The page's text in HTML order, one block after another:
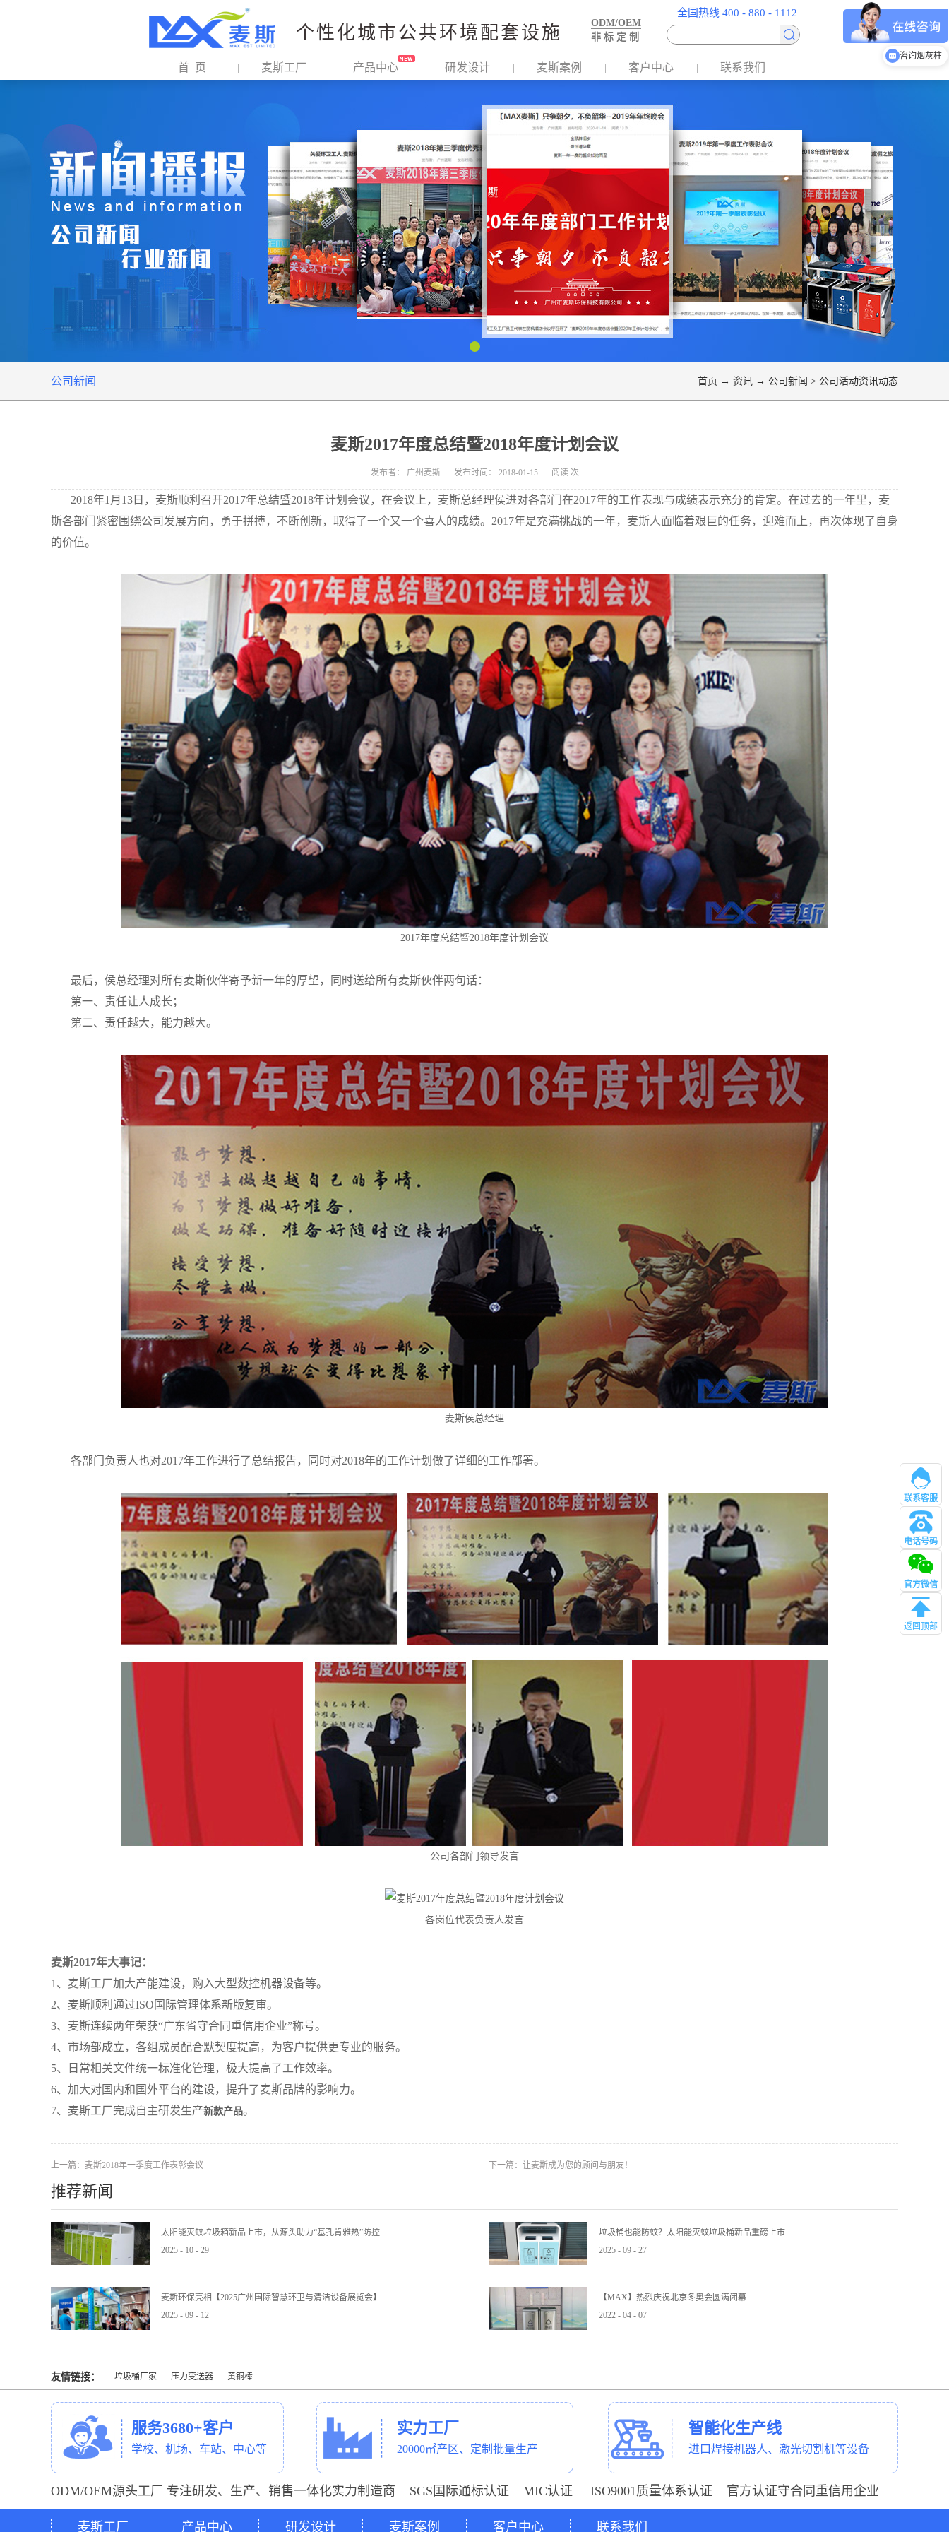
个性化城市公共环境配套设施
ODM/OEM
非 标 定 制
全国热线 400 - 880 - 1112
首 页 麦斯工厂 产品中心 研发设计 麦斯案例 客户中心 联系我们
首页 → 资讯 → 公司新闻 > 公司活动资讯动态
公司新闻
麦斯2017年度总结暨2018年度计划会议
发布者： 广州麦斯 发布时间： 2018-01-15 阅读 次
2018年1月13日，麦斯顺利召开2017年总结暨2018年计划会议，在会议上，麦斯总经理侯进对各部门在2017年的工作表现与成绩表示充分的肯定。在过去的一年里，麦
斯各部门紧密围绕公司发展方向，勇于拼搏，不断创新，取得了一个又一个喜人的成绩。2017年是充满挑战的一年，麦斯人面临着艰巨的任务，迎难而上，再次体现了自身
的价值。
2017年度总结暨2018年度计划会议
最后，侯总经理对所有麦斯伙伴寄予新一年的厚望，同时送给所有麦斯伙伴两句话：
第一、责任让人成长；
第二、责任越大，能力越大。
麦斯侯总经理
各部门负责人也对2017年工作进行了总结报告，同时对2018年的工作计划做了详细的工作部署。
公司各部门领导发言
各岗位代表负责人发言
麦斯2017年大事记：
1、麦斯工厂加大产能建设，购入大型数控机器设备等。
2、麦斯顺利通过ISO国际管理体系新版复审。
3、 麦斯连续两年荣获“广东省守合同重信用企业”称号。
4、市场部成立，各组成员配合默契度提高，为客户提供更专业的服务。
5、日常相关文件统一标准化管理，极大提高了工作效率。
6、加大对国内和国外平台的建设，提升了麦斯品牌的影响力。
7、麦斯工厂完成自主研发生产新款产品。
上一篇： 麦斯2018年一季度工作表彰会议 下一篇： 让麦斯成为您的顾问与朋友！
推荐新闻
太阳能灭蚊垃圾箱新品上市，从源头助力“基孔肯雅热”防控
2025 - 10 - 29
垃圾桶也能防蚊？太阳能灭蚊垃圾桶新品重磅上市
2025 - 09 - 27
麦斯环保亮相【2025广州国际智慧环卫与清洁设备展览会】
2025 - 09 - 12
【MAX】热烈庆祝北京冬奥会圆满闭幕
2022 - 04 - 07
友情链接： 垃圾桶厂家 压力变送器 黄铜棒
服务3680+客户
学校、机场、车站、中心等
实力工厂
20000㎡产区、定制批量生产
智能化生产线
进口焊接机器人、激光切割机等设备
ODM/OEM源头工厂 专注研发、生产、销售一体化实力制造商 SGS国际通标认证 MIC认证 ISO9001质量体系认证 官方认证守合同重信用企业
麦斯工厂 产品中心 研发设计 麦斯案例 客户中心 联系我们
联系客服
电话号码
管理
官方微信
返回顶部
咨询烟灰柱